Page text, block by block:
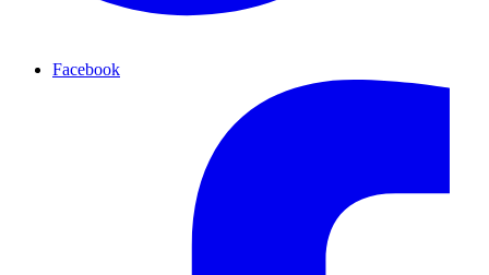
Facebook